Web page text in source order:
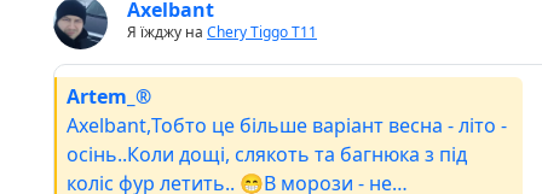
Axelbant
Я їжджу на Chery Tiggo Т11
Artem_®
Axelbant,Тобто це більше варіант весна - літо -
осінь..Коли дощі, слякоть та багнюка з під
коліс фур летить.. 😁В морози - не